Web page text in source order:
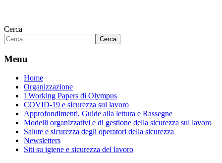
Cerca
Cerca
Menu
Home
Organizzazione
I Working Papers di Olympus
COVID-19 e sicurezza sul lavoro
Approfondimenti, Guide alla lettura e Rassegne
Modelli organizzativi e di gestione della sicurezza sul lavoro
Salute e sicurezza degli operatori della sicurezza
Newsletters
Siti su igiene e sicurezza del lavoro